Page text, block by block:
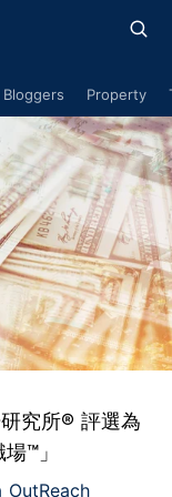
Bloggers Property
究所® 評選為
™」
OutReach